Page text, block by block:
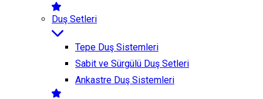
Duş Setleri
Tepe Duş Sistemleri
Sabit ve Sürgülü Duş Setleri
Ankastre Duş Sistemleri